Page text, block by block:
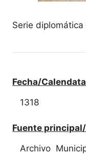
Serie
Fecha/
1318
Fuente
Archivo